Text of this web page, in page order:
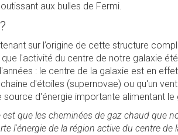
aux bulles de Fermi.
sur l’origine de cette structure
l'activité du centre de notre galaxie
: le centre de la galaxie est en
d'étoiles (supernovae) ou qu'un
d'énergie importante alimentant
est que les cheminées de gaz chaud que
l'énergie de la région active du centre de